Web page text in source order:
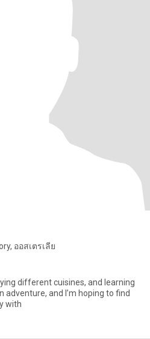
ออสเตรเลีย
different cuisines, and learning
adventure, and I’m hoping to find
with